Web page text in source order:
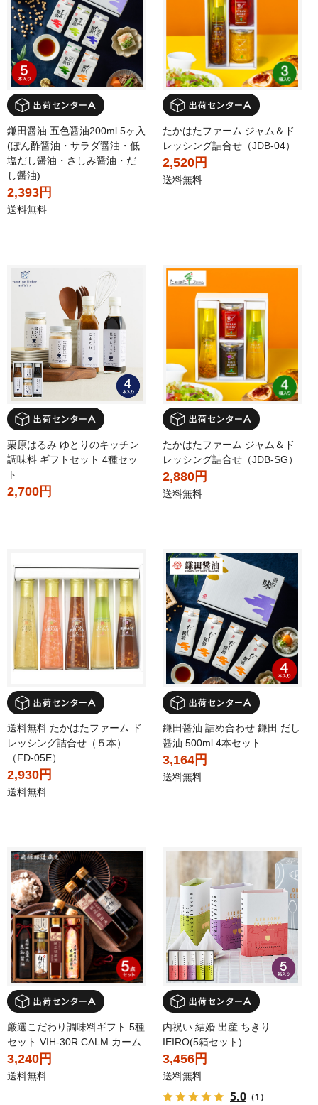
鎌田醤油 五色醤油200ml 5ヶ入
(ぽん酢醤油・サラダ醤油・低
塩だし醤油・さしみ醤油・だ
し醤油)
2,393円
送料無料
たかはたファーム ジャム＆ド
レッシング詰合せ（JDB-04）
2,520円
送料無料
栗原はるみ ゆとりのキッチン
調味料 ギフトセット 4種セッ
ト
2,700円
たかはたファーム ジャム＆ド
レッシング詰合せ（JDB-SG）
2,880円
送料無料
送料無料 たかはたファーム ド
レッシング詰合せ（５本）
（FD-05E）
2,930円
送料無料
鎌田醤油 詰め合わせ 鎌田 だし
醤油 500ml 4本セット
3,164円
送料無料
厳選こだわり調味料ギフト 5種
セット VIH-30R CALM カーム
3,240円
送料無料
内祝い 結婚 出産 ちきり
IEIRO(5箱セット)
3,456円
送料無料
5.0 （1）